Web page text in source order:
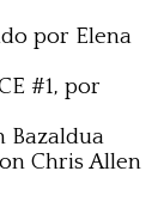
por Elena
#1, por
Bazaldua
Chris Allen